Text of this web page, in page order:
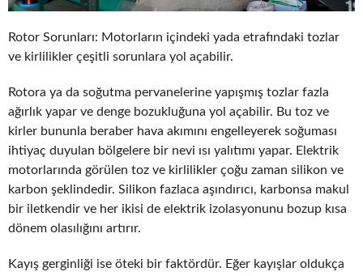
Rotor Sorunları: Motorların içindeki yada etrafındaki tozlar
ve kirlilikler çeşitli sorunlara yol açabilir.
Rotora ya da soğutma pervanelerine yapışmış tozlar fazla
ağırlık yapar ve denge bozukluğuna yol açabilir. Bu toz ve
kirler bununla beraber hava akımını engelleyerek soğuması
ihtiyaç duyulan bölgelere bir nevi ısı yalıtımı yapar. Elektrik
motorlarında görülen toz ve kirlilikler çoğu zaman silikon ve
karbon şeklindedir. Silikon fazlaca aşındırıcı, karbonsa makul
bir iletkendir ve her ikisi de elektrik izolasyonunu bozup kısa
dönem olasılığını artırır.
Kayış gerginliği ise öteki bir faktördür. Eğer kayışlar oldukça